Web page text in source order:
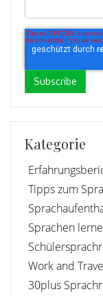
Kategorie
Tipps zum
Sprachen
Work and
30plus